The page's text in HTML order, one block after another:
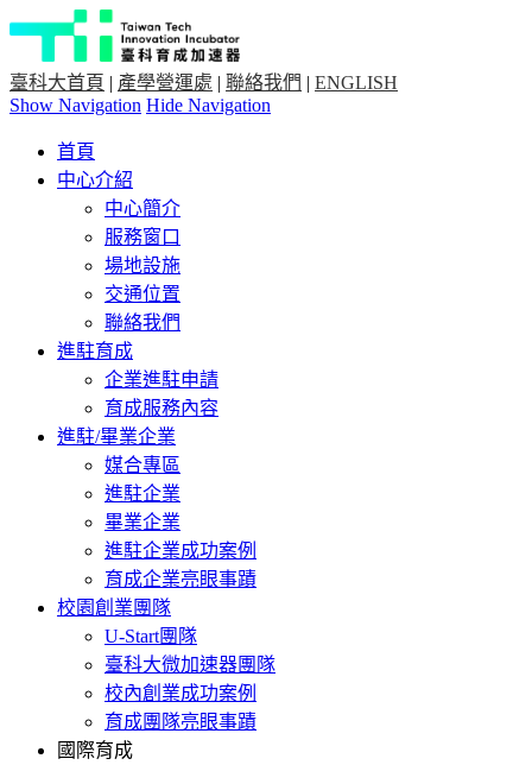
臺科大首頁 | 產學營運處 | 聯絡我們 | ENGLISH
Show Navigation Hide Navigation
首頁
中心介紹
中心簡介
服務窗口
場地設施
交通位置
聯絡我們
進駐育成
企業進駐申請
育成服務內容
進駐/畢業企業
媒合專區
進駐企業
畢業企業
進駐企業成功案例
育成企業亮眼事蹟
校園創業團隊
U-Start團隊
臺科大微加速器團隊
校內創業成功案例
育成團隊亮眼事蹟
國際育成